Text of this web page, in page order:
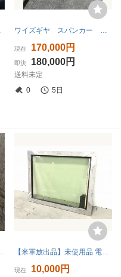
割 ワイズギヤ スパンカー 中古
現在 170,000円
即決 180,000円
送料未定
0
5日
ンレス316製 22Φ 船 手すり 【米軍放出品】未使用品 電熱式加熱窓 ヒーター内蔵ガラス W72.5×H57.5cm ステンレス製フレーム 船舶用 (180) ☆BG17JK-W#26
現在 10,000円